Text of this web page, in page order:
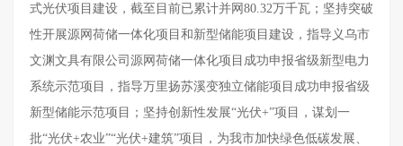
式光伏项目建设，截至目前已累计并网80.32万千瓦；坚持突破
性开展源网荷储一体化项目和新型储能项目建设，指导义乌市
文渊文具有限公司源网荷储一体化项目成功申报省级新型电力
系统示范项目，指导万里扬苏溪变独立储能项目成功申报省级
新型储能示范项目；坚持创新性发展“光伏+”项目，谋划一
批“光伏+农业”“光伏+建筑”项目，为我市加快绿色低碳发展、